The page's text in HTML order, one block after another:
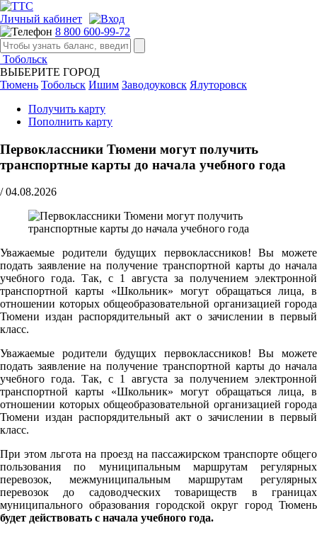
Личный кабинет
8 800 600-99-72
Тобольск
ВЫБЕРИТЕ ГОРОД
Тюмень Тобольск Ишим Заводоуковск Ялуторовск
Получить карту
Пополнить карту
Первоклассники Тюмени могут получить
транспортные карты до начала учебного года
/ 04.08.2026
Уважаемые родители будущих первоклассников! Вы можете
подать заявление на получение транспортной карты до начала
учебного года. Так, с 1 августа за получением электронной
транспортной карты «Школьник» могут обращаться лица, в
отношении которых общеобразовательной организацией города
Тюмени издан распорядительный акт о зачислении в первый
класс.
Уважаемые родители будущих первоклассников! Вы можете
подать заявление на получение транспортной карты до начала
учебного года. Так, с 1 августа за получением электронной
транспортной карты «Школьник» могут обращаться лица, в
отношении которых общеобразовательной организацией города
Тюмени издан распорядительный акт о зачислении в первый
класс.
При этом льгота на проезд на пассажирском транспорте общего
пользования по муниципальным маршрутам регулярных
перевозок, межмуниципальным маршрутам регулярных
перевозок до садоводческих товариществ в границах
муниципального образования городской округ город Тюмень
будет действовать с начала учебного года.